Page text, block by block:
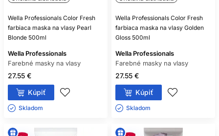
Wella Professionals Color Fresh
farbiaca maska na vlasy Pearl
Blonde 500ml
Wella Professionals
Farebné masky na vlasy
27.55 €
Kúpiť
Skladom ㅤ
Wella Professionals Color Fresh
farbiaca maska na vlasy Golden
Gloss 500ml
Wella Professionals
Farebné masky na vlasy
27.55 €
Kúpiť
Skladom ㅤ